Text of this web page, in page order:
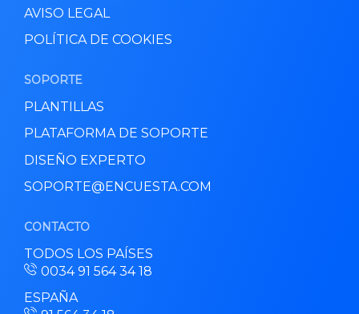
AVISO LEGAL
POLÍTICA DE COOKIES
SOPORTE
PLANTILLAS
PLATAFORMA DE SOPORTE
DISEÑO EXPERTO
SOPORTE@ENCUESTA.COM
CONTACTO
TODOS LOS PAÍSES
0034 91 564 34 18
ESPAÑA